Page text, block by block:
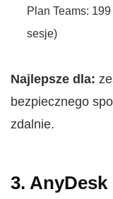
Plan Teams:
sesje)
Najlepsze dla:
bezpiecznego
zdalnie.
3. AnyDesk